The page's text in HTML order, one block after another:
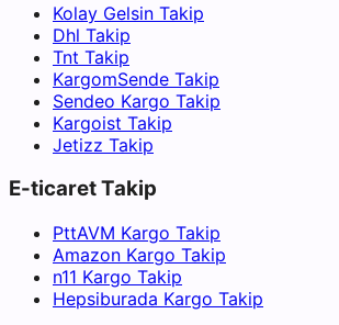
Kolay Gelsin Takip
Dhl Takip
Tnt Takip
KargomSende Takip
Sendeo Kargo Takip
Kargoist Takip
Jetizz Takip
E-ticaret Takip
PttAVM Kargo Takip
Amazon Kargo Takip
n11 Kargo Takip
Hepsiburada Kargo Takip